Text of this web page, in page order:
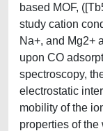
based MOF,
study cation
Na+, and Mg2+
upon CO
spectroscopy,
electrostatic
mobility of the
properties of